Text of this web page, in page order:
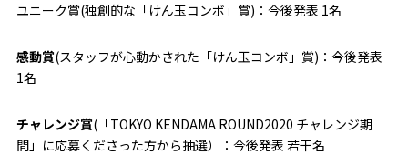
ユニーク賞(独創的な「けん玉コンボ」賞)：今後発表 1名
感動賞(スタッフが心動かされた「けん玉コンボ」賞)：今後発表
1名
チャレンジ賞(「TOKYO KENDAMA ROUND2020 チャレンジ期
間」に応募くださった方から抽選）：今後発表 若干名